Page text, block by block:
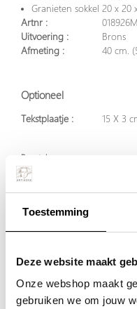
Toestemming
Deze website maakt
Onze webshop maakt
gebruiken we om jouw
Granieten sokkel 20 x 20
Artnr :
Uitvoering :
Brons
Afmeting :
40 cm.
Optioneel
Tekstplaatje : 15 X 3
Per stuk
€ 1855,00